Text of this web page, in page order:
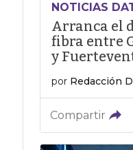
NOTICIAS
Arranca el
fibra entre
y
por Redacción
Compartir